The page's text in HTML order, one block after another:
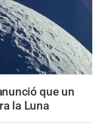
que un
la Luna